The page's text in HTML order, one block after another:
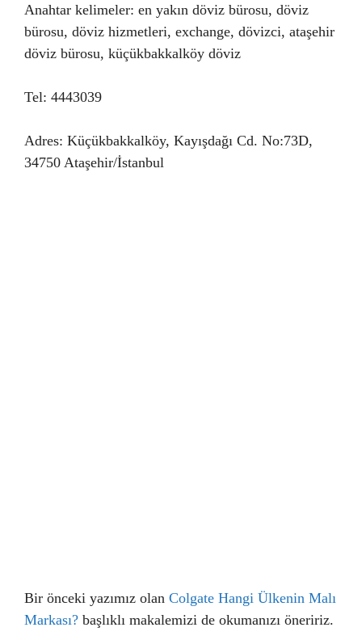
Anahtar kelimeler: en yakın döviz bürosu, döviz
bürosu, döviz hizmetleri, exchange, dövizci, ataşehir
döviz bürosu, küçükbakkalköy döviz
Tel: 4443039
Adres: Küçükbakkalköy, Kayışdağı Cd. No:73D,
34750 Ataşehir/İstanbul
Bir önceki yazımız olan Colgate Hangi Ülkenin Malı
Markası? başlıklı makalemizi de okumanızı öneririz.